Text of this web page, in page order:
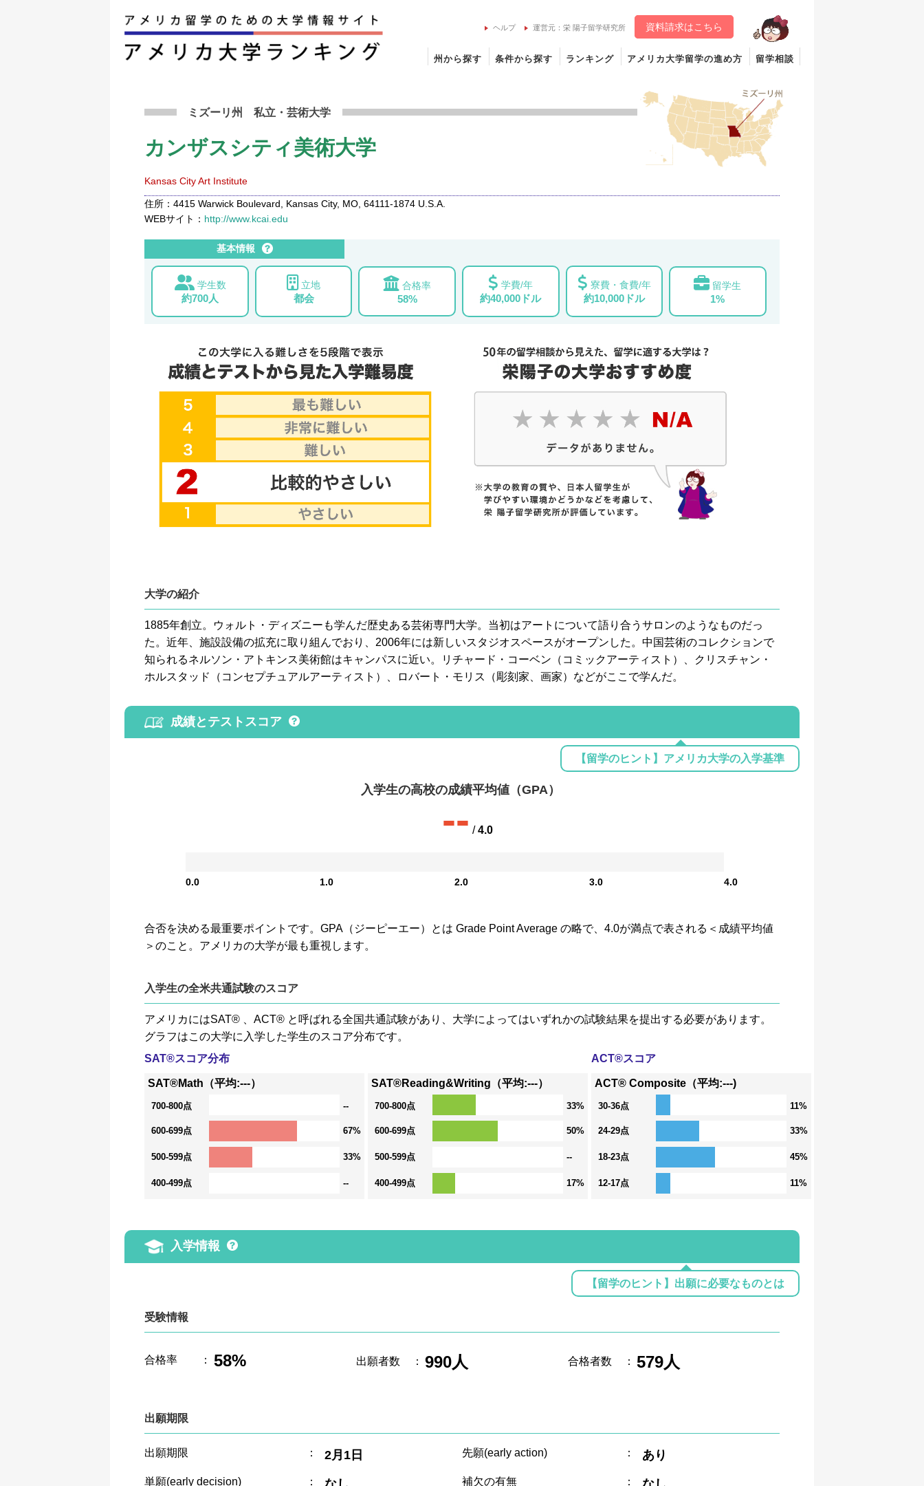
ヘルプ 運営元：栄 陽子留学研究所 資料請求はこちら
州から探す 条件から探す ランキング アメリカ大学留学の進め方 留学相談
ミズーリ州私立 ・芸術大学
カンザスシティ美術大学
Kansas City Art Institute
住所：4415 Warwick Boulevard, Kansas City, MO, 64111-1874 U.S.A.
WEBサイト： http://www.kcai.edu
基本情報
学生数
約700人
立地
都会
合格率
58%
学費/年
約40,000ドル
寮費・食費/年
約10,000ドル
留学生
1%
大学の紹介
1885年創立。ウォルト・ディズニーも学んだ歴史ある芸術専門大学。当初はアートについて語り合うサロンのようなものだっ
た。近年、施設設備の拡充に取り組んでおり、2006年には新しいスタジオスペースがオープンした。中国芸術のコレクションで
知られるネルソン・アトキンス美術館はキャンパスに近い。リチャード・コーベン（コミックアーティスト）、クリスチャン・
ホルスタッド（コンセプチュアルアーティスト）、ロバート・モリス（彫刻家、画家）などがここで学んだ。
成績とテストスコア
【留学のヒント】アメリカ大学の入学基準
入学生の高校の成績平均値（GPA）
-- /4.0
0.0 1.0 2.0 3.0 4.0
合否を決める最重要ポイントです。GPA（ジーピーエー）とは Grade Point Average の略で、4.0が満点で表される＜成績平均値
＞のこと。アメリカの大学が最も重視します。
入学生の全米共通試験のスコア
アメリカにはSAT® 、ACT® と呼ばれる全国共通試験があり、大学によってはいずれかの試験結果を提出する必要があります。
グラフはこの大学に入学した学生のスコア分布です。
SAT®スコア分布
SAT®Math（平均:---）
700-800点 --
600-699点 67%
500-599点 33%
400-499点 --
SAT®Reading&Writing（平均:---）
700-800点 33%
600-699点 50%
500-599点 --
400-499点 17%
ACT®スコア
ACT® Composite（平均:---)
30-36点 11%
24-29点 33%
18-23点 45%
12-17点 11%
入学情報
【留学のヒント】出願に必要なものとは
受験情報
合格率 ： 58% 出願者数 ： 990人 合格者数 ： 579人
出願期限
出願期限 ： 2月1日 先願(early action) ： あり
単願(early decision) ： 補欠の有無 ：